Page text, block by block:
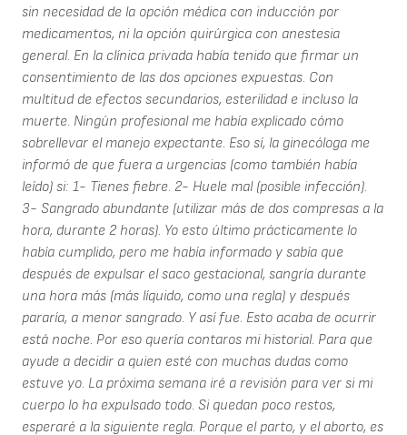
sin necesidad de la opción médica con inducción por
medicamentos, ni la opción quirúrgica con anestesia
general. En la clínica privada había tenido que firmar un
consentimiento de las dos opciones expuestas. Con
multitud de efectos secundarios, esterilidad e incluso la
muerte. Ningún profesional me había explicado cómo
sobrellevar el manejo expectante. Eso sí, la ginecóloga me
informó de que fuera a urgencias (como también había
leído) si: 1- Tienes fiebre. 2- Huele mal (posible infección).
3- Sangrado abundante (utilizar más de dos compresas a la
hora, durante 2 horas). Yo esto último prácticamente lo
había cumplido, pero me había informado y sabía que
después de expulsar el saco gestacional, sangría durante
una hora más (más líquido, como una regla) y después
pararía, a menor sangrado. Y así fue. Esto acaba de ocurrir
está noche. Por eso quería contaros mi historial. Para que
ayude a decidir a quien esté con muchas dudas como
estuve yo. La próxima semana iré a revisión para ver si mi
cuerpo lo ha expulsado todo. Si quedan poco restos,
esperaré a la siguiente regla. Porque el parto, y el aborto, es